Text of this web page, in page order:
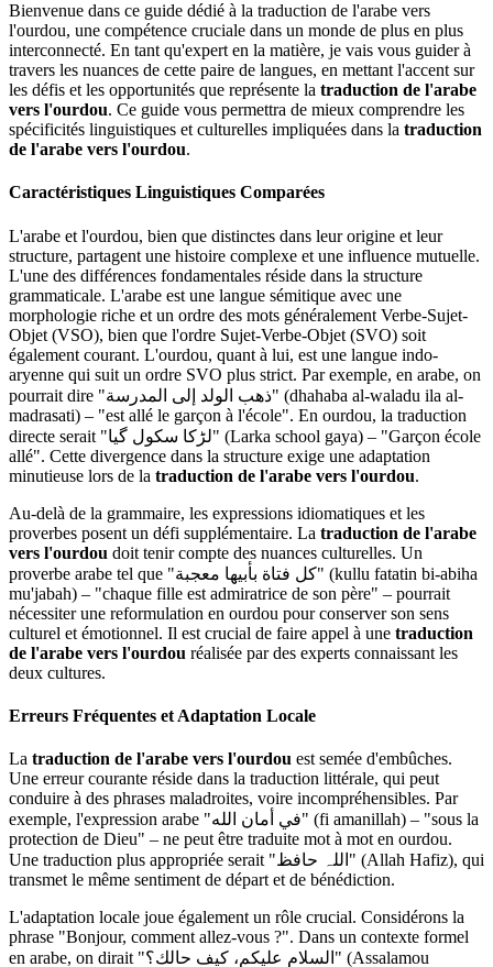
Bienvenue dans ce guide dédié à la traduction de l'arabe vers
l'ourdou, une compétence cruciale dans un monde de plus en plus
interconnecté. En tant qu'expert en la matière, je vais vous guider à
travers les nuances de cette paire de langues, en mettant l'accent sur
les défis et les opportunités que représente la traduction de l'arabe
vers l'ourdou. Ce guide vous permettra de mieux comprendre les
spécificités linguistiques et culturelles impliquées dans la traduction
de l'arabe vers l'ourdou.
Caractéristiques Linguistiques Comparées
L'arabe et l'ourdou, bien que distinctes dans leur origine et leur
structure, partagent une histoire complexe et une influence mutuelle.
L'une des différences fondamentales réside dans la structure
grammaticale. L'arabe est une langue sémitique avec une
morphologie riche et un ordre des mots généralement Verbe-Sujet-
Objet (VSO), bien que l'ordre Sujet-Verbe-Objet (SVO) soit
également courant. L'ourdou, quant à lui, est une langue indo-
aryenne qui suit un ordre SVO plus strict. Par exemple, en arabe, on
pourrait dire "ذهب الولد إلى المدرسة" (dhahaba al-waladu ila al-
madrasati) – "est allé le garçon à l'école". En ourdou, la traduction
directe serait "لڑکا سکول گیا" (Larka school gaya) – "Garçon école
allé". Cette divergence dans la structure exige une adaptation
minutieuse lors de la traduction de l'arabe vers l'ourdou.
Au-delà de la grammaire, les expressions idiomatiques et les
proverbes posent un défi supplémentaire. La traduction de l'arabe
vers l'ourdou doit tenir compte des nuances culturelles. Un
proverbe arabe tel que "كل فتاة بأبيها معجبة" (kullu fatatin bi-abiha
mu'jabah) – "chaque fille est admiratrice de son père" – pourrait
nécessiter une reformulation en ourdou pour conserver son sens
culturel et émotionnel. Il est crucial de faire appel à une traduction
de l'arabe vers l'ourdou réalisée par des experts connaissant les
deux cultures.
Erreurs Fréquentes et Adaptation Locale
La traduction de l'arabe vers l'ourdou est semée d'embûches.
Une erreur courante réside dans la traduction littérale, qui peut
conduire à des phrases maladroites, voire incompréhensibles. Par
exemple, l'expression arabe "في أمان الله" (fi amanillah) – "sous la
protection de Dieu" – ne peut être traduite mot à mot en ourdou.
Une traduction plus appropriée serait "اللہ حافظ" (Allah Hafiz), qui
transmet le même sentiment de départ et de bénédiction.
L'adaptation locale joue également un rôle crucial. Considérons la
phrase "Bonjour, comment allez-vous ?". Dans un contexte formel
en arabe, on dirait "السلام عليكم، كيف حالك؟" (Assalamou